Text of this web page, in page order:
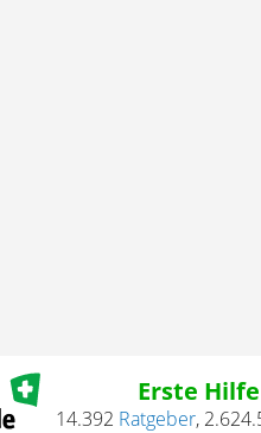
Erste
14.392 Ratgeber,